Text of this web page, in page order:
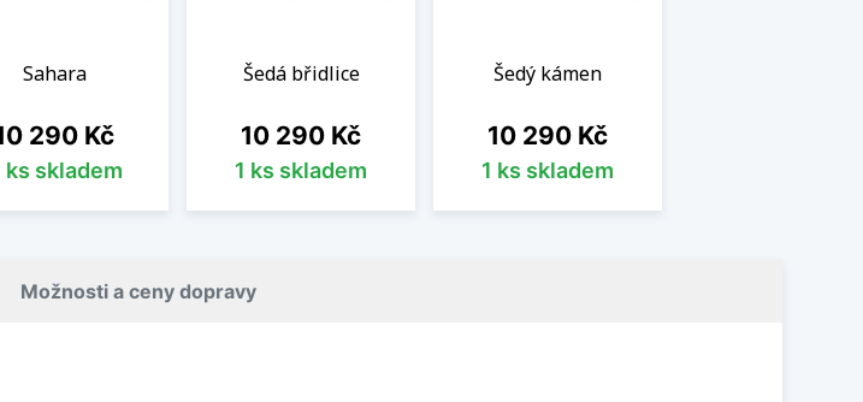
Sahara
290 Kč
ks skladem
Šedá břidlice
Cena
10 290 Kč
1 ks skladem
Šedý kámen
Cena
10 290 Kč
1 ks skladem
Možnosti a ceny dopravy